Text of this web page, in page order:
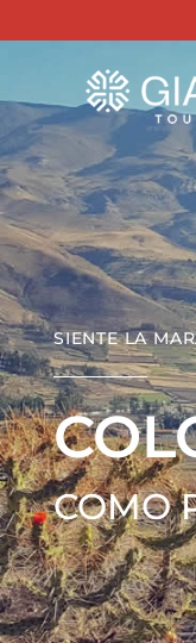
SIENTE LA
COMO